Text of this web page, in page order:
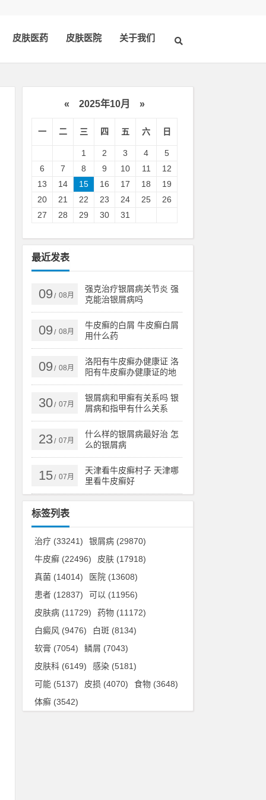
皮肤医药 皮肤医院 关于我们
« 2025年10月 »
一 二 三 四 五 六 日
1 2 3 4
5
6
7 8 9 10 11
12
13
14 15 16 17 18
19
20
21 22 23 24 25
26
27
28 29 30 31
最近发表
09/ 08月
强克治疗银屑病关节炎 强
克能治银屑病吗
09/ 08月
牛皮癣的白屑 牛皮癣白屑
用什么药
09/ 08月
洛阳有牛皮癣办健康证 洛
阳有牛皮癣办健康证的地
方吗
30/ 07月
银屑病和甲癣有关系吗 银
屑病和指甲有什么关系
23/ 07月
什么样的银屑病最好治 怎
么的银屑病
15/ 07月
天津看牛皮癣村子 天津哪
里看牛皮癣好
标签列表
治疗 (33241) 银屑病 (29870)
牛皮癣 (22496) 皮肤 (17918)
真菌 (14014) 医院 (13608)
患者 (12837) 可以 (11956)
皮肤病 (11729) 药物 (11172)
白癜风 (9476) 白斑 (8134)
软膏 (7054) 鳞屑 (7043)
皮肤科 (6149) 感染 (5181)
可能 (5137) 皮损 (4070) 食物 (3648)
体癣 (3542)